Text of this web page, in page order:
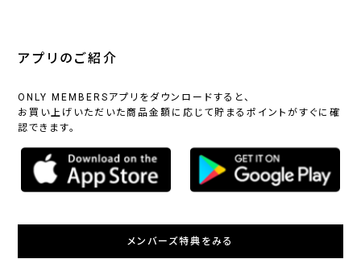
アプリのご紹介
ONLY MEMBERSアプリをダウンロードすると、
お買い上げいただいた商品金額に応じて貯まるポイントがすぐに確
認できます。
メンバーズ特典をみる